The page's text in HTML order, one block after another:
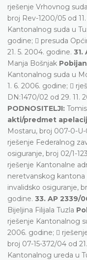
rješenje Vrhovnog
broj Rev-1200/05 od
Kantonalnog suda u
godine;  presuda
21. 5. 2004. godine. 31.
Manja Bošnjak
Kantonalnog suda u
1. 6. 2006. godine; 
DN:1470/02 od 29. 11.
PODNOSITELJI:
akti/predmet
Mostaru, broj 007-0-
rješenje Federalnog
osiguranje, broj 02/1-
rješenje Kantonalne
neretvanskog kantona
invalidsko osiguranje,
godine. 33. AP 2339/
Bijeljina Filijala Tuzla
rješenje Kantonalnog
2006. godine; 
broj 07-15-372/04 od
Kantonalnog ureda u